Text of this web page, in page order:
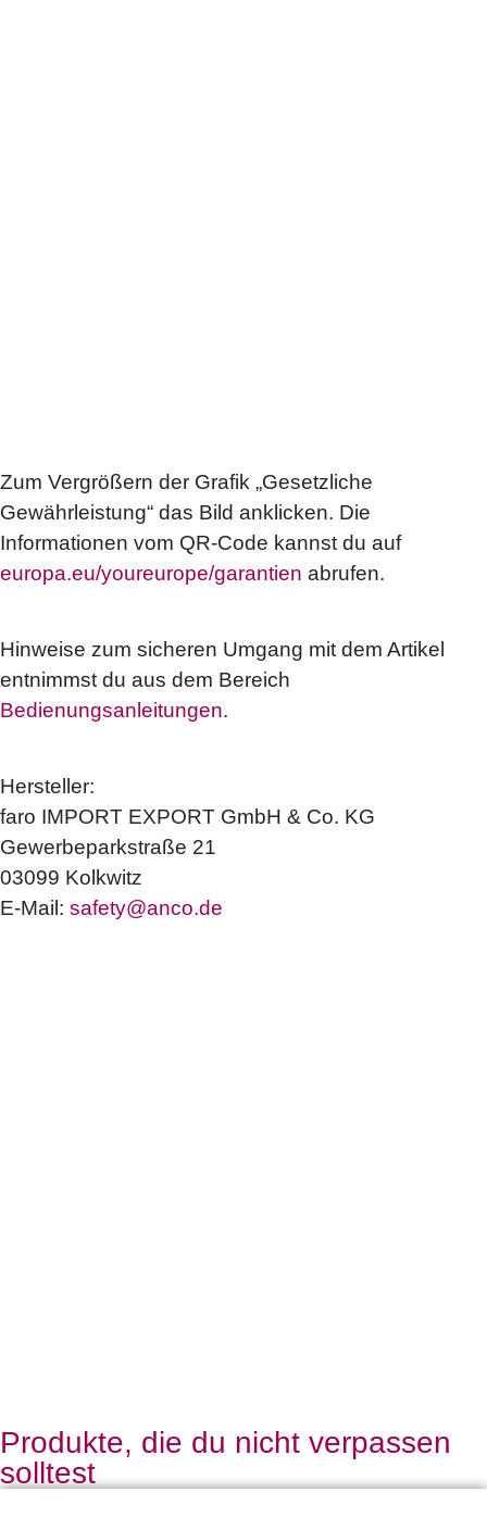
Zum Vergrößern der Grafik „Gesetzliche
Gewährleistung“ das Bild anklicken. Die
Informationen vom QR-Code kannst du auf
europa.eu/youreurope/garantien abrufen.
Hinweise zum sicheren Umgang mit dem Artikel
entnimmst du aus dem Bereich
Bedienungsanleitungen.
Hersteller:
faro IMPORT EXPORT GmbH & Co. KG
Gewerbeparkstraße 21
03099 Kolkwitz
E-Mail: safety@anco.de
Produkte, die du nicht verpassen
solltest